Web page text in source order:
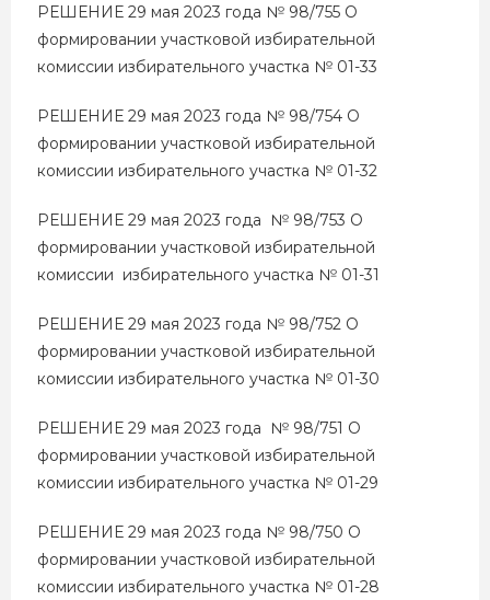
РЕШЕНИЕ 29 мая 2023 года № 98/755 О
формировании участковой избирательной
комиссии избирательного участка № 01-33
РЕШЕНИЕ 29 мая 2023 года № 98/754 О
формировании участковой избирательной
комиссии избирательного участка № 01-32
РЕШЕНИЕ 29 мая 2023 года № 98/753 О
формировании участковой избирательной
комиссии избирательного участка № 01-31
РЕШЕНИЕ 29 мая 2023 года № 98/752 О
формировании участковой избирательной
комиссии избирательного участка № 01-30
РЕШЕНИЕ 29 мая 2023 года № 98/751 О
формировании участковой избирательной
комиссии избирательного участка № 01-29
РЕШЕНИЕ 29 мая 2023 года № 98/750 О
формировании участковой избирательной
комиссии избирательного участка № 01-28